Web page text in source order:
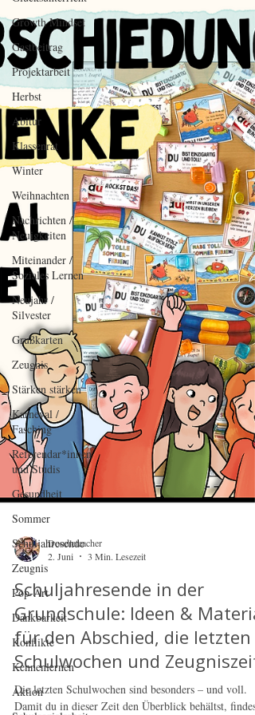
Growth Mindset
Gastbeitrag
Projektarbeit
Herbst
Abitur
Klassenrat
Winter
Weihnachten
Nachrichten /
Neuigkeiten
Miteinander /
Soziales Lernen
Neujahr /
Silvester
Grußkarten
Zeugnis
Stärken stärken
Karneval /
Fasching
Referendar*innen
und Studis
Gesundheit
Sommer
Schuljahresende
Zeugnis
Pop-Art
Dankbarkeit
Konflikte
Kennenlernen
Aktion
Doodleteacher
2. Juni
3 Min. Lesezeit
Schuljahresende in der
Grundschule: Ideen & Material
für den Abschied, die letzten